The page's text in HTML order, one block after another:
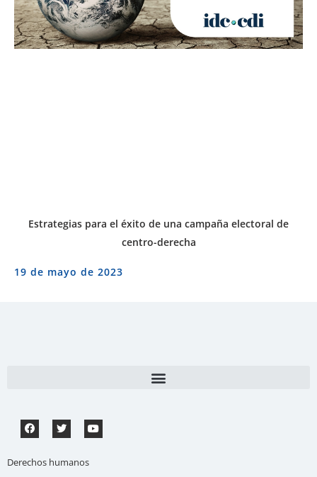
Estrategias para el éxito de una campaña electoral de
centro-derecha
19 de mayo de 2023
Derechos humanos